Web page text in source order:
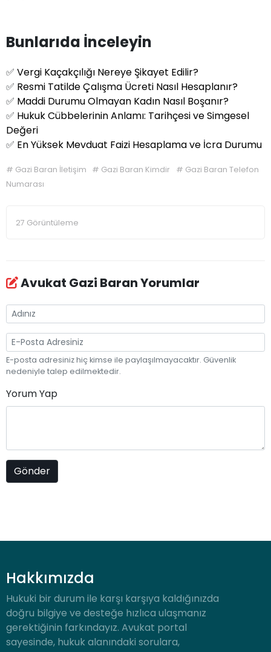
Bunlarıda İnceleyin
✅ Vergi Kaçakçılığı Nereye Şikayet Edilir?
✅ Resmi Tatilde Çalışma Ücreti Nasıl Hesaplanır?
✅ Maddi Durumu Olmayan Kadın Nasıl Boşanır?
✅ Hukuk Cübbelerinin Anlamı: Tarihçesi ve Simgesel
Değeri
✅ En Yüksek Mevduat Faizi Hesaplama ve İcra Durumu
# Gazi Baran İletişim # Gazi Baran Kimdir # Gazi Baran Telefon
Numarası
27 Görüntüleme
Avukat Gazi Baran Yorumlar
E-posta adresiniz hiç kimse ile paylaşılmayacaktır. Güvenlik
nedeniyle talep edilmektedir.
Yorum Yap
Hakkımızda
Hukuki bir durum ile karşı karşıya kaldığınızda
doğru bilgiye ve desteğe hızlıca ulaşmanız
gerektiğinin farkındayız. Avukat portal
sayesinde, hukuk alanındaki sorulara,